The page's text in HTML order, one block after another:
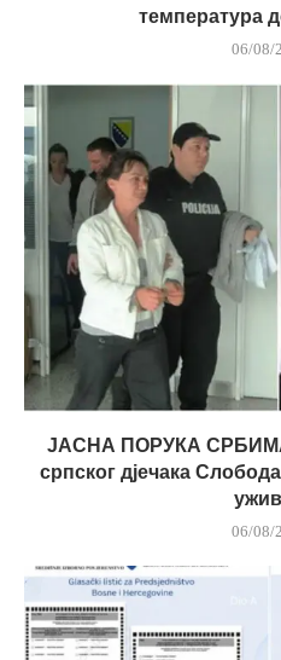
температура
06/08/
ЈАСНА ПОРУКА
српског дјечака
06/08/